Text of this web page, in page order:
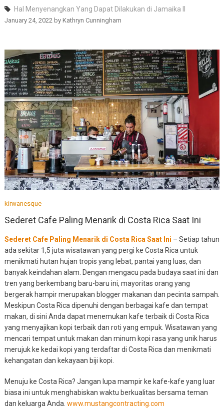
Hal Menyenangkan Yang Dapat Dilakukan di Jamaika II
January 24, 2022by Kathryn Cunningham
kirwanesque
Sederet Cafe Paling Menarik di Costa Rica Saat Ini
Sederet Cafe Paling Menarik di Costa Rica Saat Ini – Setiap tahun
ada sekitar 1,5 juta wisatawan yang pergi ke Costa Rica untuk
menikmati hutan hujan tropis yang lebat, pantai yang luas, dan
banyak keindahan alam. Dengan mengacu pada budaya saat ini dan
tren yang berkembang baru-baru ini, mayoritas orang yang
bergerak hampir merupakan blogger makanan dan pecinta sampah.
Meskipun Costa Rica dipenuhi dengan berbagai kafe dan tempat
makan, di sini Anda dapat menemukan kafe terbaik di Costa Rica
yang menyajikan kopi terbaik dan roti yang empuk. Wisatawan yang
mencari tempat untuk makan dan minum kopi rasa yang unik harus
merujuk ke kedai kopi yang terdaftar di Costa Rica dan menikmati
kehangatan dan kekayaan biji kopi.
Menuju ke Costa Rica? Jangan lupa mampir ke kafe-kafe yang luar
biasa ini untuk menghabiskan waktu berkualitas bersama teman
dan keluarga Anda. www.mustangcontracting.com